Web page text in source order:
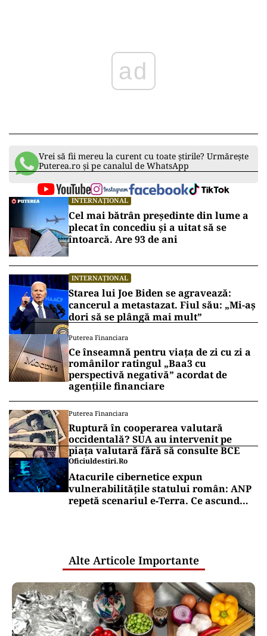
ad
Vrei să fii mereu la curent cu toate știrile? Urmărește
Puterea.ro și pe canalul de WhatsApp
INTERNAȚIONAL
Cel mai bătrân președinte din lume a
plecat în concediu și a uitat să se
întoarcă. Are 93 de ani
INTERNAȚIONAL
Starea lui Joe Biden se agravează:
cancerul a metastazat. Fiul său: „Mi-aș
dori să se plângă mai mult”
Puterea Financiara
Ce înseamnă pentru viața de zi cu zi a
românilor ratingul „Baa3 cu
perspectivă negativă” acordat de
agențiile financiare
Puterea Financiara
Ruptură în cooperarea valutară
occidentală? SUA au intervenit pe
piața valutară fără să consulte BCE
Oficiuldestiri.ro
Atacurile cibernetice expun
vulnerabilitățile statului român: ANP
repetă scenariul e‑Terra. Ce ascund
Alte Articole Importante